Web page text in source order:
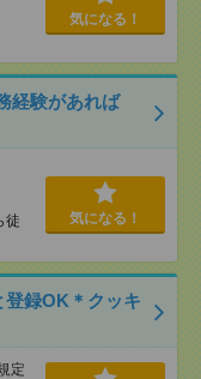
気になる！
経験があれば
徒
気になる！
録OK＊クッキ
定